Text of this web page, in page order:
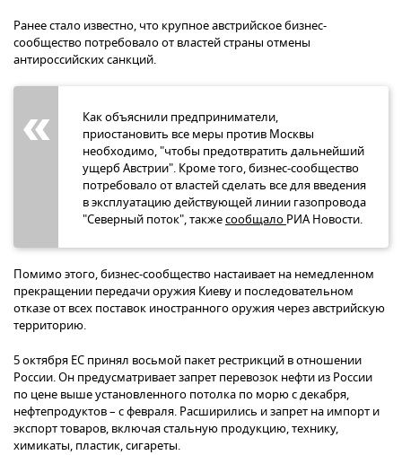
Ранее стало известно, что крупное австрийское бизнес-
сообщество потребовало от властей страны отмены
антироссийских санкций.
Как объяснили предприниматели,
приостановить все меры против Москвы
необходимо, "чтобы предотвратить дальнейший
ущерб Австрии". Кроме того, бизнес-сообщество
потребовало от властей сделать все для введения
в эксплуатацию действующей линии газопровода
"Северный поток", такжесообщало РИА Новости.
Помимо этого, бизнес-сообщество настаивает на немедленном
прекращении передачи оружия Киеву и последовательном
отказе от всех поставок иностранного оружия через австрийскую
территорию.
5 октября ЕС принял восьмой пакет рестрикций в отношении
России. Он предусматривает запрет перевозок нефти из России
по цене выше установленного потолка по морю с декабря,
нефтепродуктов – с февраля. Расширились и запрет на импорт и
экспорт товаров, включая стальную продукцию, технику,
химикаты, пластик, сигареты.